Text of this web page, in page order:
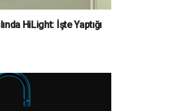
HiLight: İşte Yaptığı